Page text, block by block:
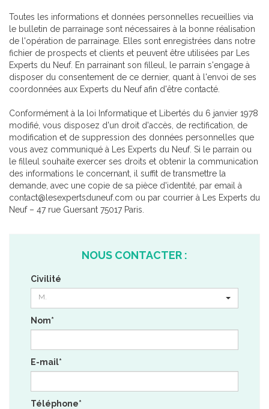
Toutes les informations et données personnelles recueillies via
le bulletin de parrainage sont nécessaires à la bonne réalisation
de l'opération de parrainage. Elles sont enregistrées dans notre
fichier de prospects et clients et peuvent être utilisées par Les
Experts du Neuf. En parrainant son filleul, le parrain s'engage à
disposer du consentement de ce dernier, quant à l'envoi de ses
coordonnées aux Experts du Neuf afin d'être contacté.
Conformément à la loi Informatique et Libertés du 6 janvier 1978
modifié, vous disposez d'un droit d'accès, de rectification, de
modification et de suppression des données personnelles que
vous avez communiqué à Les Experts du Neuf. Si le parrain ou
le filleul souhaite exercer ses droits et obtenir la communication
des informations le concernant, il suffit de transmettre la
demande, avec une copie de sa pièce d'identité, par email à
contact@lesexpertsduneuf.com ou par courrier à Les Experts du
Neuf – 47 rue Guersant 75017 Paris.
NOUS CONTACTER :
Civilité
M.
Nom*
E-mail*
Téléphone*